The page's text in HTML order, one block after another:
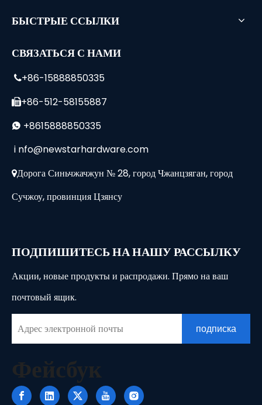
БЫСТРЫЕ ССЫЛКИ
СВЯЗАТЬСЯ С НАМИ
+86-15888850335
+86-512-58155887
 +8615888850335
i nfo@newstarhardware.com
Дорога Синьчжачжун № 28, город Чжанцзяган, город
Сучжоу, провинция Цзянсу
ПОДПИШИТЕСЬ НА НАШУ РАССЫЛКУ
Акции, новые продукты и распродажи. Прямо на ваш
почтовый ящик.
подписка
Фейсбук